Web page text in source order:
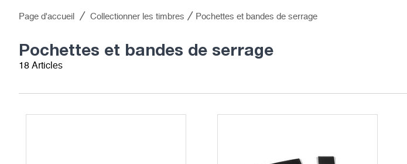
Page d'accueil Collectionner les timbres Pochettes et bandes de serrage
Pochettes et bandes de serrage
18 Articles